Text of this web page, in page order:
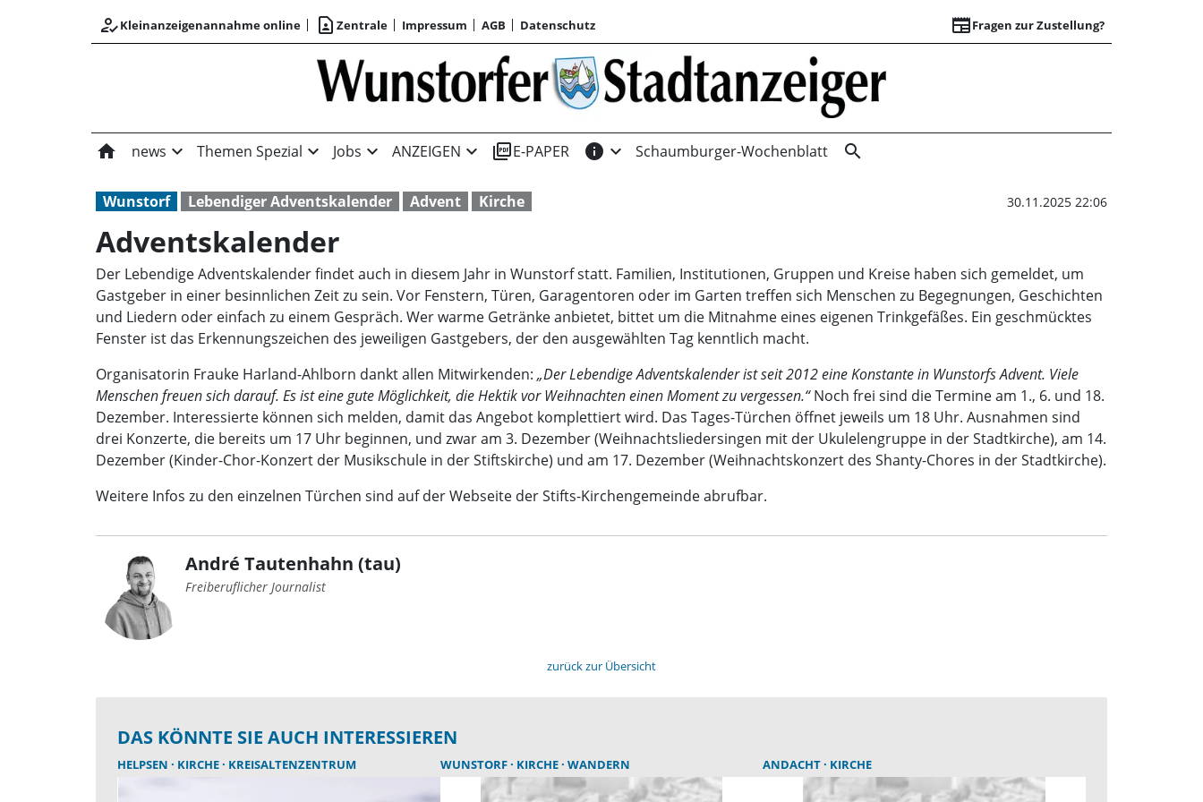
how_to_regKleinanzeigenannahme online contact_page Zentrale Impressum AGB Datenschutz newspaperFragen zur Zustellung?
Adventskalender
home news expand_more Themen Spezial expand_more Jobs expand_more ANZEIGEN expand_more picture_as_pdfE-PAPER info expand_more Schaumburger-Wochenblatt search
Wunstorf Lebendiger Adventskalender Advent Kirche 30.11.2025 22:06
Adventskalender
Der Lebendige Adventskalender findet auch in diesem Jahr in Wunstorf statt. Familien, Institutionen, Gruppen und Kreise haben sich gemeldet, um
Gastgeber in einer besinnlichen Zeit zu sein. Vor Fenstern, Türen, Garagentoren oder im Garten treffen sich Menschen zu Begegnungen, Geschichten
und Liedern oder einfach zu einem Gespräch. Wer warme Getränke anbietet, bittet um die Mitnahme eines eigenen Trinkgefäßes. Ein geschmücktes
Fenster ist das Erkennungszeichen des jeweiligen Gastgebers, der den ausgewählten Tag kenntlich macht.
Organisatorin Frauke Harland-Ahlborn dankt allen Mitwirkenden: „Der Lebendige Adventskalender ist seit 2012 eine Konstante in Wunstorfs Advent. Viele
Menschen freuen sich darauf. Es ist eine gute Möglichkeit, die Hektik vor Weihnachten einen Moment zu vergessen.“Noch frei sind die Termine am 1., 6. und 18.
Dezember. Interessierte können sich melden, damit das Angebot komplettiert wird. Das Tages-Türchen öffnet jeweils um 18 Uhr. Ausnahmen sind
drei Konzerte, die bereits um 17 Uhr beginnen, und zwar am 3. Dezember (Weihnachtsliedersingen mit der Ukulelengruppe in der Stadtkirche), am 14.
Dezember (Kinder-Chor-Konzert der Musikschule in der Stiftskirche) und am 17. Dezember (Weihnachtskonzert des Shanty-Chores in der Stadtkirche).
Weitere Infos zu den einzelnen Türchen sind auf der Webseite der Stifts-Kirchengemeinde abrufbar.
André Tautenhahn (tau)
Freiberuflicher Journalist
zurück zur Übersicht
DAS KÖNNTE SIE AUCH INTERESSIEREN
HELPSEN KIRCHE KREISALTENZENTRUM WUNSTORF KIRCHE WANDERN ANDACHT KIRCHE